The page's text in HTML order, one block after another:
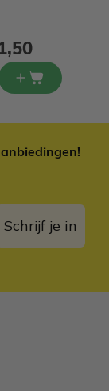
Schrijf je in